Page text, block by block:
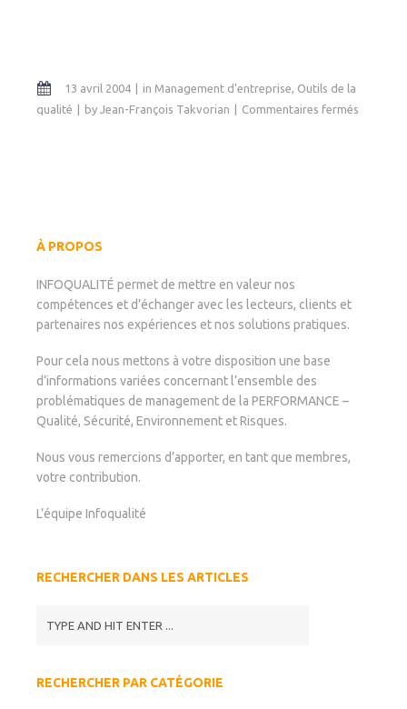
13 avril 2004 in Management d'entreprise, Outils de la
qualité
by Jean-François Takvorian Commentaires fermés
À PROPOS
INFOQUALITÉ permet de mettre en valeur nos
compétences et d’échanger avec les lecteurs, clients et
partenaires nos expériences et nos solutions pratiques.
Pour cela nous mettons à votre disposition une base
d’informations variées concernant l’ensemble des
problématiques de management de la PERFORMANCE –
Qualité, Sécurité, Environnement et Risques.
Nous vous remercions d’apporter, en tant que membres,
votre contribution.
L’équipe Infoqualité
RECHERCHER DANS LES ARTICLES
RECHERCHER PAR CATÉGORIE